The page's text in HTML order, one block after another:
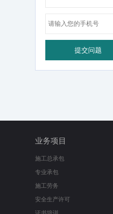
业务项目
施工总承包
专业承包
施工劳务
安全生产许可